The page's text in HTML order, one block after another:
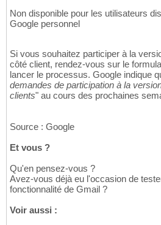
Non disponible pour les utilisateurs
Google personnel
Si vous souhaitez participer à la
côté client, rendez-vous sur le
lancer le processus. Google indique
demandes de participation à la
clients" au cours des prochaines
Source : Google
Et vous ?
Qu'en pensez-vous ?
Avez-vous déjà eu l'occasion de
fonctionnalité de Gmail ?
Voir aussi :